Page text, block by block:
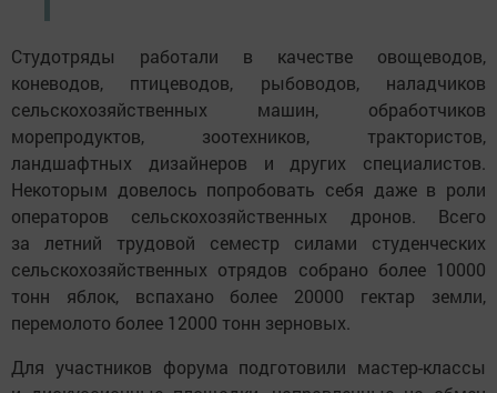
Студотряды работали в качестве овощеводов,
коневодов, птицеводов, рыбоводов, наладчиков
сельскохозяйственных машин, обработчиков
морепродуктов, зоотехников, трактористов,
ландшафтных дизайнеров и других специалистов.
Некоторым довелось попробовать себя даже в роли
операторов сельскохозяйственных дронов. Всего
за летний трудовой семестр силами студенческих
сельскохозяйственных отрядов собрано более 10000
тонн яблок, вспахано более 20000 гектар земли,
перемолото более 12000 тонн зерновых.
Для участников форума подготовили мастер-классы